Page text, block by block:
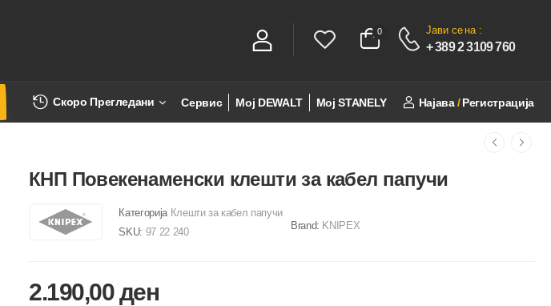
0 0 Јави се на :
+ 389 2 3109 760
Скоро Прегледани Сервис Мој DEWALT Мој STANELY Најава / Регистрација
КНП Повекенаменски клешти за кабел папучи
Категорија Клешти за кабел папучи
SKU: 97 22 240
Brand: KNIPEX
2.190,00ден